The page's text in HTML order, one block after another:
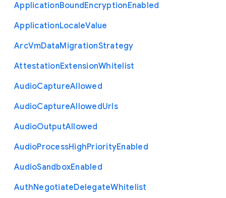
ApplicationBoundEncryptionEnabled
ApplicationLocaleValue
ArcVmDataMigrationStrategy
AttestationExtensionWhitelist
AudioCaptureAllowed
AudioCaptureAllowedUrls
AudioOutputAllowed
AudioProcessHighPriorityEnabled
AudioSandboxEnabled
AuthNegotiateDelegateWhitelist